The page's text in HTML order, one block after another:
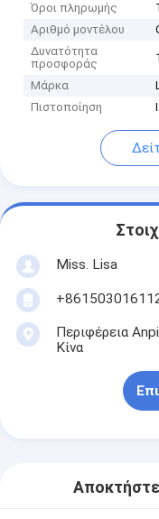
Όροι πληρωμής
Αριθμό μοντέλου
Δυνατότητα
προσφοράς
Μάρκα
Πιστοποίηση
Miss. Lisa
Περιφέρεια
Κίνα
Αποκτήστε